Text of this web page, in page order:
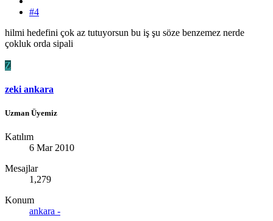
#4
hilmi hedefini çok az tutuyorsun bu iş şu söze benzemez nerde
çokluk orda sipali
Z
zeki ankara
Uzman Üyemiz
Katılım
6 Mar 2010
Mesajlar
1,279
Konum
ankara -